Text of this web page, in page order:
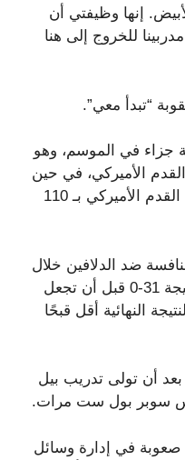
إنها وظيفتي أن
للخروج إلى هنا
“تبدأ معي”.
باتريوتس لـ 98 ركلة جزاء في الموسم، وهو
الأميركي، في حين
يتصدر بالتيمور رافينز اتحاد كرة القدم الأميركي بـ 110
ضد الدلافين خلال
ثلاثة أرباع يوم الأحد، متخلفًا بنتيجة 31-0 قبل أن تجعل
النهائية أقل قبحًا
أن تولى تدريب بيل
سوبر بول ست مرات.
في إدارة وسائل